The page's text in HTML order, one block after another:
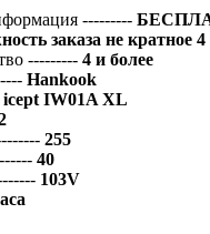
---------
заказа не кратное
--------- 4 и более
Hankook
IW01A XL
255
40
103V